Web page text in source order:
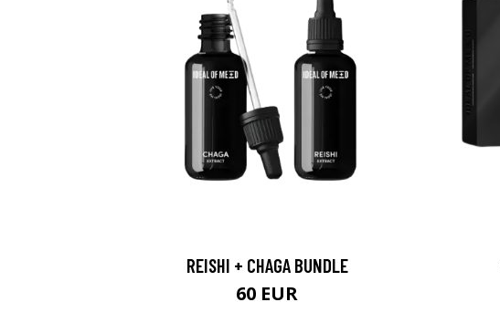
REISHI + CHAGA BUNDLE
60 EUR